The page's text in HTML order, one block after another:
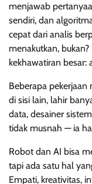
menjawab
sendiri, dan
cepat dari analis
menakutkan,
kekhawatiran besar:
Beberapa
di sisi lain, lahir
data, desainer
tidak musnah — ia
Robot dan AI bisa
tapi ada satu hal
Empati, kreativitas,